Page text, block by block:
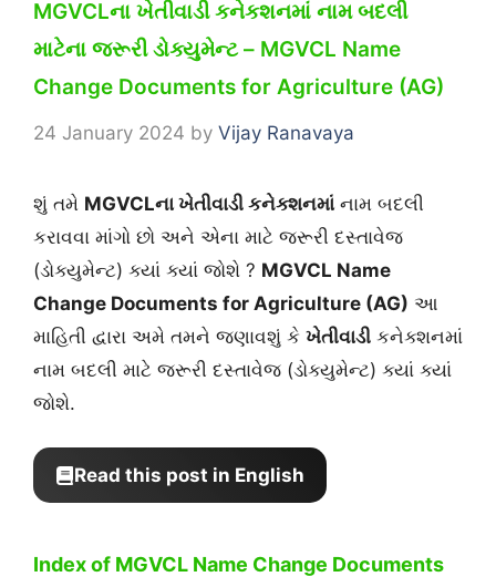
MGVCLના ખેતીવાડી કનેકશનમાં નામ બદલી
માટેના જરૂરી ડોક્યુમેન્ટ – MGVCL Name
Change Documents for Agriculture (AG)
24 January 2024 by Vijay Ranavaya
શું તમે MGVCLના ખેતીવાડી કનેક્શનમાંનામ બદલી
કરાવવા માંગો છો અને એના માટે જરૂરી દસ્તાવેજ
(ડોક્યુમેન્ટ) ક્યાં ક્યાં જોશે ? MGVCL Name
Change Documents for Agriculture (AG) આ
માહિતી દ્વારા અમે તમને જણાવશું કે ખેતીવાડી કનેક્શનમાં
નામ બદલી માટે જરૂરી દસ્તાવેજ (ડોક્યુમેન્ટ) ક્યાં ક્યાં
જોશે.
Read this post in English
Index of MGVCL Name Change Documents